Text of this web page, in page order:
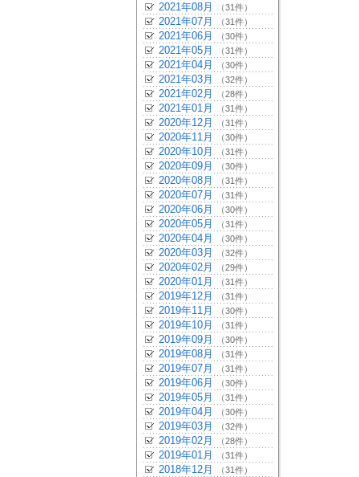
2021年08月 （31件）
2021年07月 （31件）
2021年06月 （30件）
2021年05月 （31件）
2021年04月 （30件）
2021年03月 （32件）
2021年02月 （28件）
2021年01月 （31件）
2020年12月 （31件）
2020年11月 （30件）
2020年10月 （31件）
2020年09月 （30件）
2020年08月 （31件）
2020年07月 （31件）
2020年06月 （30件）
2020年05月 （31件）
2020年04月 （30件）
2020年03月 （32件）
2020年02月 （29件）
2020年01月 （31件）
2019年12月 （31件）
2019年11月 （30件）
2019年10月 （31件）
2019年09月 （30件）
2019年08月 （31件）
2019年07月 （31件）
2019年06月 （30件）
2019年05月 （31件）
2019年04月 （30件）
2019年03月 （32件）
2019年02月 （28件）
2019年01月 （31件）
2018年12月 （31件）